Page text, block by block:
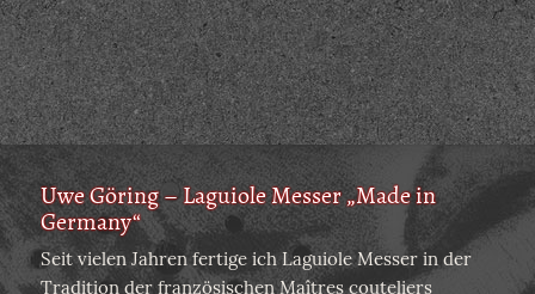
Uwe Göring – Laguiole Messer „Made in
Germany“
Seit vielen Jahren fertige ich Laguiole Messer in der
Tradition der französischen Maîtres couteliers